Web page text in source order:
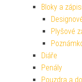
Bloky a
Plyšové
Diáře
Penály
Pouzdra a